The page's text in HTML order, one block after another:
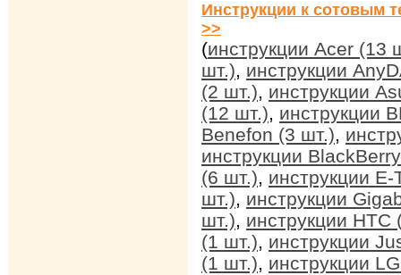
Инструкции к сотовым
>>
(инструкции Acer (13
шт.), инструкции
(2 шт.), инструкции
(12 шт.), инструкции
Benefon (3 шт.),
инструкции
(6 шт.), инструкции
шт.), инструкции
шт.), инструкции HTC
(1 шт.), инструкции
(1 шт.), инструкции